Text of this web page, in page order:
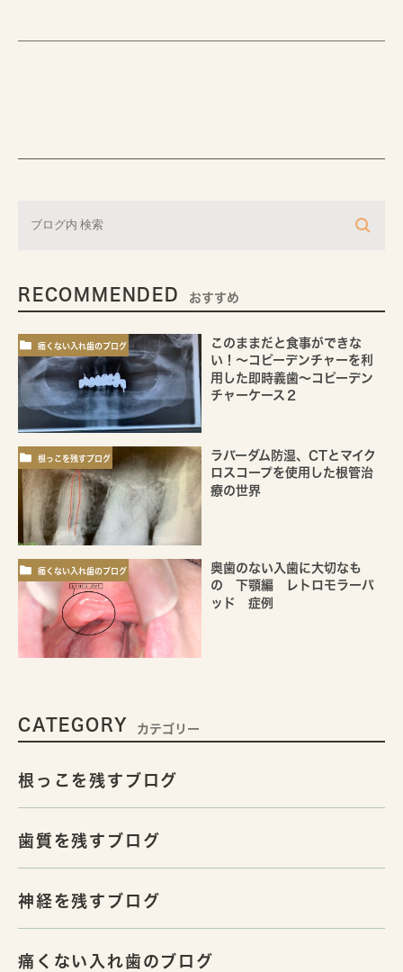
RECOMMENDED おすすめ
痛くない入れ歯のブログ
このままだと食事ができな
い！～コピーデンチャーを利
用した即時義歯～コピーデン
チャーケース２
根っこを残すブログ
ラバーダム防湿、CTとマイク
ロスコープを使用した根管治
療の世界
痛くない入れ歯のブログ
奥歯のない入歯に大切なも
の 下顎編 レトロモラーパ
ッド 症例
CATEGORY カテゴリー
根っこを残すブログ
歯質を残すブログ
神経を残すブログ
痛くない入れ歯のブログ